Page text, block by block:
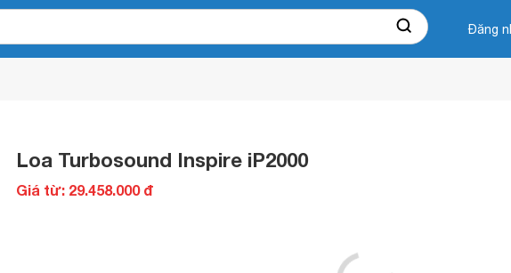
Đăng
Loa Turbosound Inspire iP2000
Giá từ: 29.458.000 đ